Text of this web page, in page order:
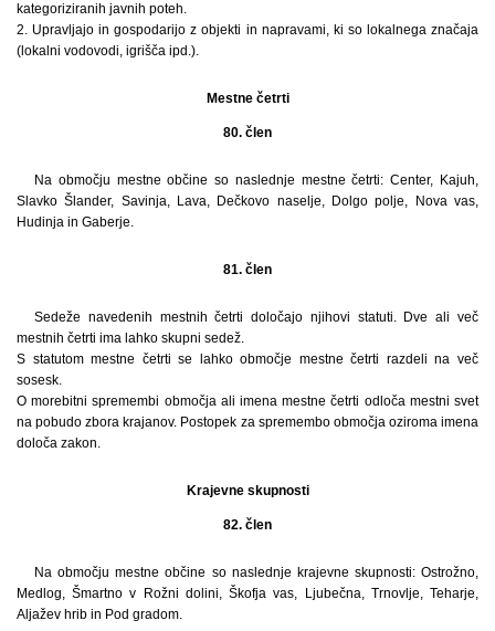
kategoriziranih javnih poteh.
2. Upravljajo in gospodarijo z objekti in napravami, ki so lokalnega značaja
(lokalni vodovodi, igrišča ipd.).
Mestne četrti
80. člen
Na območju mestne občine so naslednje mestne četrti: Center, Kajuh,
Slavko Šlander, Savinja, Lava, Dečkovo naselje, Dolgo polje, Nova vas,
Hudinja in Gaberje.
81. člen
Sedeže navedenih mestnih četrti določajo njihovi statuti. Dve ali več
mestnih četrti ima lahko skupni sedež.
S statutom mestne četrti se lahko območje mestne četrti razdeli na več
sosesk.
O morebitni spremembi območja ali imena mestne četrti odloča mestni svet
na pobudo zbora krajanov. Postopek za spremembo območja oziroma imena
določa zakon.
Krajevne skupnosti
82. člen
Na območju mestne občine so naslednje krajevne skupnosti: Ostrožno,
Medlog, Šmartno v Rožni dolini, Škofja vas, Ljubečna, Trnovlje, Teharje,
Aljažev hrib in Pod gradom.